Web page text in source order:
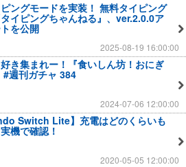
ングモードを実装！ 無料タイピング
イピングちゃんねる』、ver.2.0.0ア
を公開
2025-08-19 16:00:00
き集まれー！『食いしん坊！おにぎ
#週刊ガチャ 384
2024-07-06 12:00:00
Switch Lite】充電はどのくらいも
機で確認！
2020-05-05 12:00:00